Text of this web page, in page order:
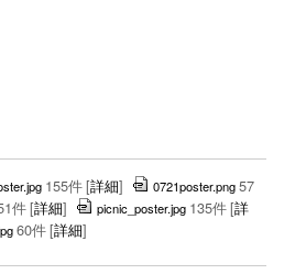
155件[詳細] 0721poster.png57
件[詳細] picnic_poster.jpg 135件[詳
60件[詳細]